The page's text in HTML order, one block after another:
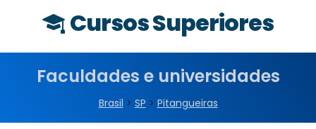
Cursos Superiores
Faculdades e universidades
Brasil > SP > Pitangueiras